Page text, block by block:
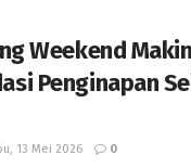
Weekend
Penginapan
13 Mei 2026 0